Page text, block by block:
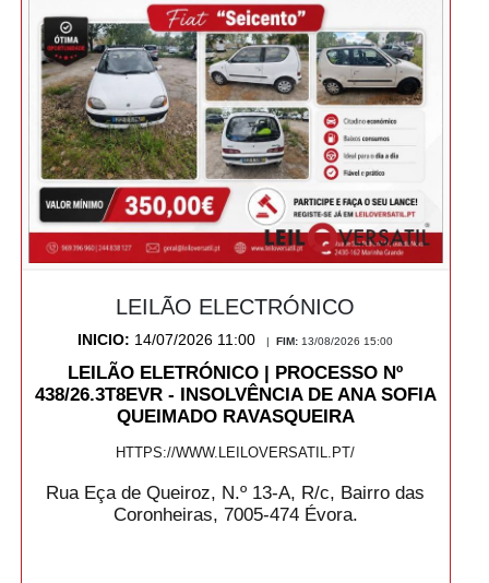
LEILÃO ELECTRÓNICO
INICIO: 14/07/2026 11:00 |FIM: 13/08/2026 15:00
LEILÃO ELETRÓNICO | PROCESSO Nº
438/26.3T8EVR - INSOLVÊNCIA DE ANA SOFIA
QUEIMADO RAVASQUEIRA
HTTPS://WWW.LEILOVERSATIL.PT/
Rua Eça de Queiroz, N.º 13-A, R/c, Bairro das
Coronheiras, 7005-474 Évora.